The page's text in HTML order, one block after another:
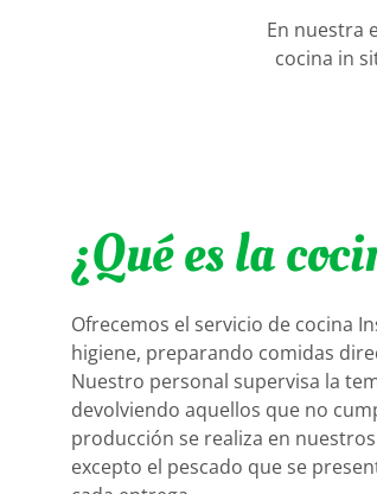
En nuestra
cocina in
¿Qué es la
Ofrecemos el servicio de cocina
higiene, preparando comidas
Nuestro personal supervisa la
devolviendo aquellos que no
producción se realiza en
excepto el pescado que se